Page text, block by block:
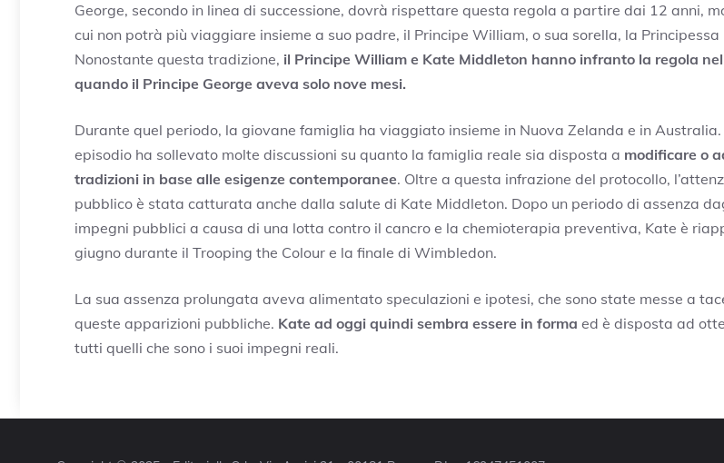
George, secondo in linea di successione, dovrà rispettare questa regola a partire dai 12 anni,
cui non potrà più viaggiare insieme a suo padre, il Principe William, o sua sorella, la Principessa
Nonostante questa tradizione, il Principe William e Kate Middleton hanno infranto la regola
quando il Principe George aveva solo nove mesi.
Durante quel periodo, la giovane famiglia ha viaggiato insieme in Nuova Zelanda e in Australia.
episodio ha sollevato molte discussioni su quanto la famiglia reale sia disposta a modificare o
tradizioni in base alle esigenze contemporanee. Oltre a questa infrazione del protocollo,
pubblico è stata catturata anche dalla salute di Kate Middleton. Dopo un periodo di assenza
impegni pubblici a causa di una lotta contro il cancro e la chemioterapia preventiva, Kate è
giugno durante il Trooping the Colour e la finale di Wimbledon.
La sua assenza prolungata aveva alimentato speculazioni e ipotesi, che sono state messe a
queste apparizioni pubbliche. Kate ad oggi quindi sembra essere in forma ed è disposta ad
tutti quelli che sono i suoi impegni reali.